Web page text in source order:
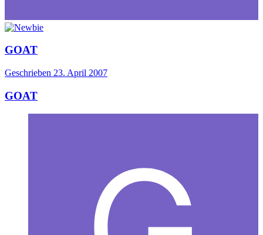
GOAT
Geschrieben 23. April 2007
GOAT